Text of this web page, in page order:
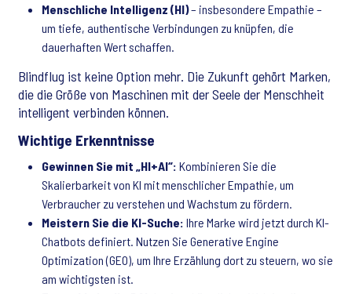
Menschliche Intelligenz (HI)– insbesondere Empathie –
um tiefe, authentische Verbindungen zu knüpfen, die
dauerhaften Wert schaffen.
Blindflug ist keine Option mehr. Die Zukunft gehört Marken,
die die Größe von Maschinen mit der Seele der Menschheit
intelligent verbinden können.
Wichtige Erkenntnisse
Gewinnen Sie mit „HI+AI“: Kombinieren Sie die
Skalierbarkeit von KI mit menschlicher Empathie, um
Verbraucher zu verstehen und Wachstum zu fördern.
Meistern Sie die KI-Suche: Ihre Marke wird jetzt durch KI-
Chatbots definiert. Nutzen Sie Generative Engine
Optimization (GEO), um Ihre Erzählung dort zu steuern, wo sie
am wichtigsten ist.